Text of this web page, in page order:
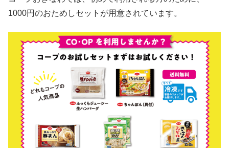
1000円のおためしセットが用意されています。